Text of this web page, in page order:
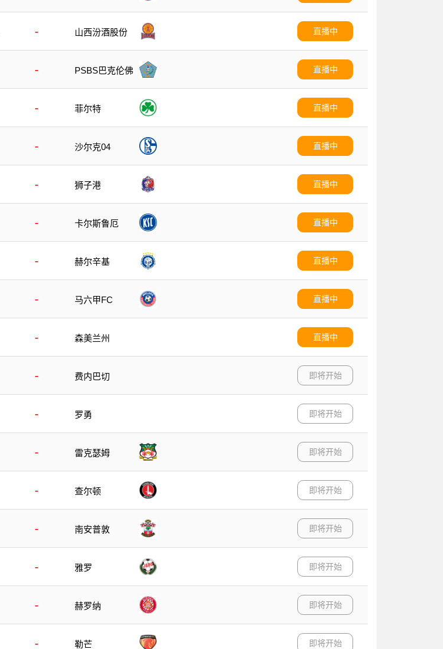
- 山西汾酒股份 直播中
- PSBS巴克伦佛 直播中
- 菲尔特 直播中
- 沙尔克04 直播中
- 狮子港 直播中
- 卡尔斯鲁厄 直播中
- 赫尔辛基 直播中
- 马六甲FC 直播中
- 森美兰州 直播中
- 费内巴切 即将开始
- 罗勇 即将开始
- 雷克瑟姆 即将开始
- 查尔顿 即将开始
- 南安普敦 即将开始
- 雅罗 即将开始
- 赫罗纳 即将开始
- 勒芒 即将开始